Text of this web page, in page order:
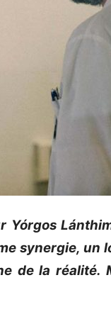
Yórgos
synergie, un
de la réalité.